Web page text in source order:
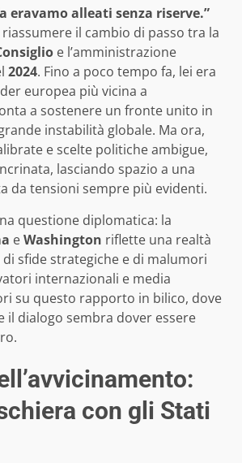
eravamo alleati senza riserve.”
il cambio di passo tra la
e l’amministrazione
2024. Fino a poco tempo fa, lei era
europea più vicina a
a sostenere un fronte unito in
instabilità globale. Ma ora,
e scelte politiche ambigue,
lasciando spazio a una
da tensioni sempre più evidenti.
questione diplomatica: la
eWashington riflette una realtà
sfide strategiche e di malumori
internazionali e media
su questo rapporto in bilico, dove
il dialogo sembra dover essere
con gli Stati